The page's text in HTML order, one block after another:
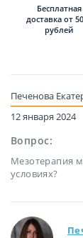
Бесплатная
доставка от
рублей
Печенова
12 января 2024
Вопрос:
Мезотерапия
условиях?